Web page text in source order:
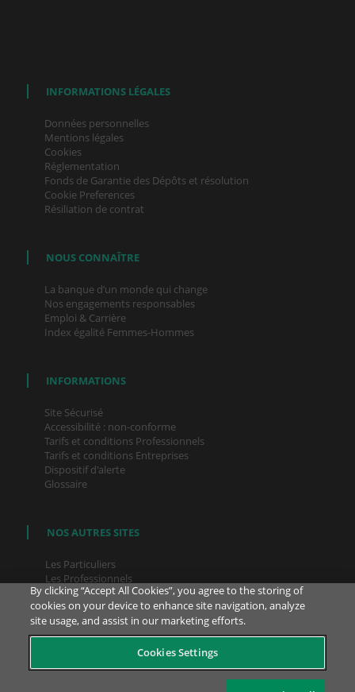
INFORMATIONS LÉGALES
Données personnelles
Mentions légales
Cookies
Réglementation
Fonds de Garantie des Dépôts et résolution
Cookie Preferences
Résiliation de contrat
NOUS CONNAÎTRE
La banque d’un monde qui change
Nos engagements responsables
Emploi & Carrière
Index égalité Femmes-Hommes
INFORMATIONS
Site Sécurisé
Accessibilité : non-conforme
Tarifs et conditions Professionnels
Tarifs et conditions Entreprises
Dispositif d'alerte
Glossaire
NOS AUTRES SITES
Les Particuliers
Les Professionnels
Les Entreprises
La Banque Privée
Le Groupe BNP Paribas
By clicking “Accept All Cookies”, you agree to the storing of
cookies on your device to enhance site navigation, analyze
site usage, and assist in our marketing efforts.
Cookies Settings